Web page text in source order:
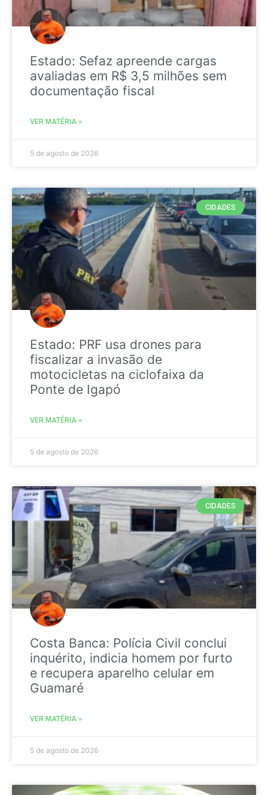
Estado: Sefaz apreende cargas
avaliadas em R$ 3,5 milhões sem
documentação fiscal
VER MATÉRIA »
5 de agosto de 2026
CIDADES
Estado: PRF usa drones para
fiscalizar a invasão de
motocicletas na ciclofaixa da
Ponte de Igapó
VER MATÉRIA »
5 de agosto de 2026
CIDADES
Costa Banca: Polícia Civil conclui
inquérito, indicia homem por furto
e recupera aparelho celular em
Guamaré
VER MATÉRIA »
5 de agosto de 2026